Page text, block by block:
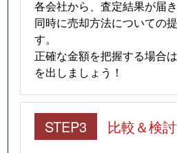
各会社から、査定結果が届き
同時に売却方法についての
す。
正確な金額を把握する場合
を出しましょう！
STEP3 比較＆検